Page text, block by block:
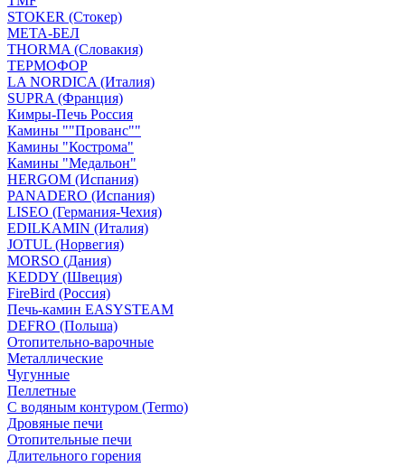
STOKER (Стокер)
МЕТА-БЕЛ
THORMA (Словакия)
ТЕРМОФОР
LA NORDICA (Италия)
SUPRA (Франция)
Кимры-Печь Россия
Камины ""Прованс""
Камины "Кострома"
Камины "Медальон"
HERGOM (Испания)
PANADERO (Испания)
LISEO (Германия-Чехия)
EDILKAMIN (Италия)
JOTUL (Норвегия)
MORSO (Дания)
KEDDY (Швеция)
FireBird (Россия)
Печь-камин EASYSTEAM
DEFRO (Польша)
Отопительно-варочные
Металлические
Чугунные
Пеллетные
С водяным контуром (Termo)
Дровяные печи
Отопительные печи
Длительного горения